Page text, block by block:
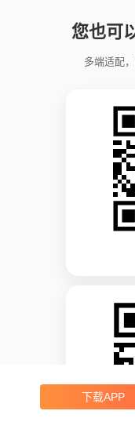
您也可
多端适配
下载APP